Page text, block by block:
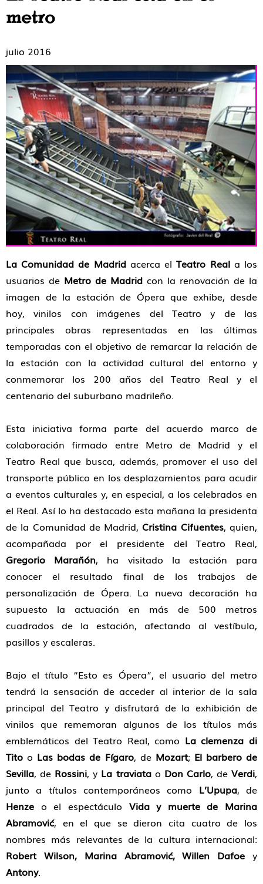
metro
julio 2016
La Comunidad de Madridacerca el Teatro Reala los
usuarios de Metro de Madrid con la renovación de la
imagen de la estación de Ópera que exhibe, desde
hoy, vinilos con imágenes del Teatro y de las
principales obras representadas en las últimas
temporadas con el objetivo de remarcar la relación de
la estación con la actividad cultural del entorno y
conmemorar los 200 años del Teatro Real y el
centenario del suburbano madrileño.
Esta iniciativa forma parte del acuerdo marco de
colaboración firmado entre Metro de Madrid y el
Teatro Real que busca, además, promover el uso del
transporte público en los desplazamientos para acudir
a eventos culturales y, en especial, a los celebrados en
el Real. Así lo ha destacado esta mañana la presidenta
de la Comunidad de Madrid,Cristina Cifuentes, quien,
acompañada por el presidente del Teatro Real,
Gregorio Marañón, ha visitado la estación para
conocer el resultado final de los trabajos de
personalización de Ópera. La nueva decoración ha
supuesto la actuación en más de 500 metros
cuadrados de la estación, afectando al vestíbulo,
pasillos y escaleras.
Bajo el título “Esto es Ópera”, el usuario del metro
tendrá la sensación de acceder al interior de la sala
principal del Teatro y disfrutará de la exhibición de
vinilos que rememoran algunos de los títulos más
emblemáticos del Teatro Real, como La clemenza di
Tito o Las bodas de Fígaro, deMozart; El barbero de
Sevilla, de Rossini, y La traviatao Don Carlo, deVerdi,
junto a títulos contemporáneos como L’Upupa, de
Henze o el espectáculo Vida y muerte de Marina
Abramović, en el que se dieron cita cuatro de los
nombres más relevantes de la cultura internacional:
Robert Wilson, Marina Abramović, Willen Dafoe y
Antony.